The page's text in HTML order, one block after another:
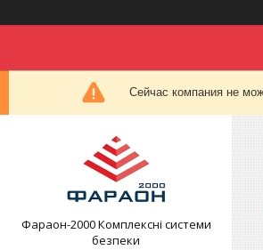
Сейчас компания не
Фараон-2000 Комплексні системи
безпеки